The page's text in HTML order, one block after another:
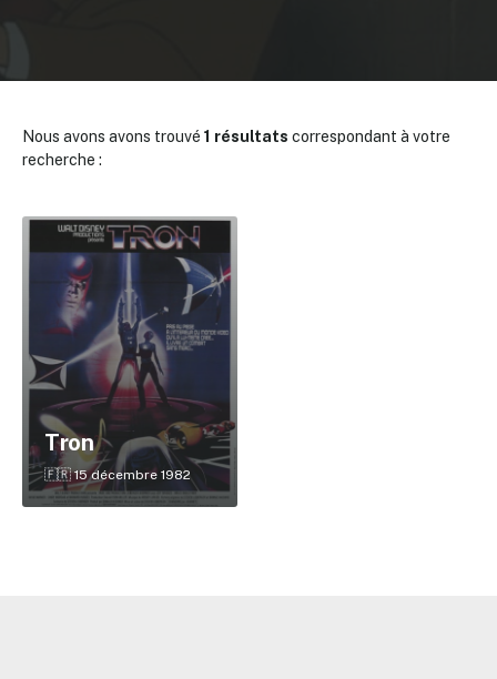
Nous avons avons trouvé 1 résultats correspondant à votre
recherche :
Tron
🇫🇷 15 décembre 1982
✕